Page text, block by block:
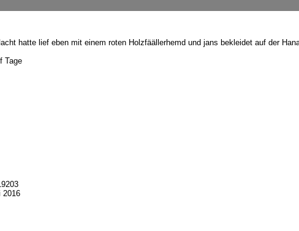
hatte lief eben mit einem roten Holzfäällerhemd und jans bekleidet auf der
Tage
2016